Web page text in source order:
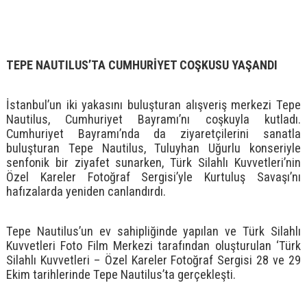
TEPE NAUTILUS’TA CUMHURİYET COŞKUSU YAŞANDI
İstanbul’un iki yakasını buluşturan alışveriş merkezi Tepe
Nautilus, Cumhuriyet Bayramı’nı coşkuyla kutladı.
Cumhuriyet Bayramı’nda da ziyaretçilerini sanatla
buluşturan Tepe Nautilus, Tuluyhan Uğurlu konseriyle
senfonik bir ziyafet sunarken, Türk Silahlı Kuvvetleri’nin
Özel Kareler Fotoğraf Sergisi’yle Kurtuluş Savaşı’nı
hafızalarda yeniden canlandırdı.
Tepe Nautilus’un ev sahipliğinde yapılan ve Türk Silahlı
Kuvvetleri Foto Film Merkezi tarafından oluşturulan ‘Türk
Silahlı Kuvvetleri – Özel Kareler Fotoğraf Sergisi 28 ve 29
Ekim tarihlerinde Tepe Nautilus’ta gerçekleşti.